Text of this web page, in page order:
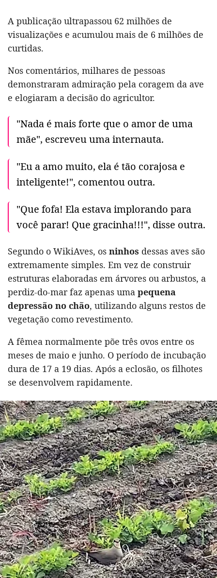
A publicação ultrapassou 62 milhões de
visualizações e acumulou mais de 6 milhões de
curtidas.
Nos comentários, milhares de pessoas
demonstraram admiração pela coragem da ave
e elogiaram a decisão do agricultor.
"Nada é mais forte que o amor de uma
mãe", escreveu uma internauta.
"Eu a amo muito, ela é tão corajosa e
inteligente!", comentou outra.
"Que fofa! Ela estava implorando para
você parar! Que gracinha!!!", disse outra.
Segundo o WikiAves, os ninhos dessas aves são
extremamente simples. Em vez de construir
estruturas elaboradas em árvores ou arbustos, a
perdiz-do-mar faz apenas uma pequena
depressão no chão, utilizando alguns restos de
vegetação como revestimento.
A fêmea normalmente põe três ovos entre os
meses de maio e junho. O período de incubação
dura de 17 a 19 dias. Após a eclosão, os filhotes
se desenvolvem rapidamente.